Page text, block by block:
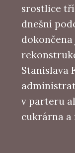
srostlice
dnešní
Stanislava
v parteru
cukrárna a